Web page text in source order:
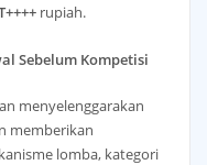
rupiah.
Sebelum Kompetisi
menyelenggarakan
memberikan
lomba, kategori